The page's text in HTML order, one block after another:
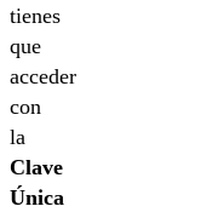
tienes
que
acceder
con
la
Clave
Única